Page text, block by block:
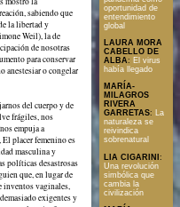
sabiendo que
la libertad y
Weil), la de
de nosotras
para conservar
anestesiar o congelar
del cuerpo y de
frágiles, nos
empuja a
placer femenino es
masculina y
políticas desastrosas
que, en lugar de
inventos vaginales,
exigentes y
oportunidad de
entendimiento
global
LAURA MORA
CABELLO DE
ALBA: El virus
había llegado
MARÍA-
MILAGROS
RIVERA
GARRETAS: La
naturaleza se
reivindica
sobrenatural
LIA CIGARINI :
Una revolución
simbólica que
cambia la
civilización